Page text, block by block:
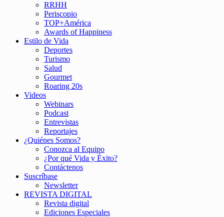
RRHH
Periscopio
TOP+América
Awards of Happiness
Estilo de Vida
Deportes
Turismo
Salud
Gourmet
Roaring 20s
Videos
Webinars
Podcast
Entrevistas
Reportajes
¿Quiénes Somos?
Conozca al Equipo
¿Por qué Vida y Éxito?
Contáctenos
Suscríbase
Newsletter
REVISTA DIGITAL
Revista digital
Ediciones Especiales